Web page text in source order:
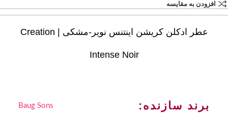
افزودن به مقایسه
عطر ادکلن کریشن اینتنس نویر-مشکی | Creation
Intense Noir
برند سازنده: Baug Sons